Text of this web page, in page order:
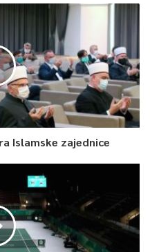
Islamske zajednice